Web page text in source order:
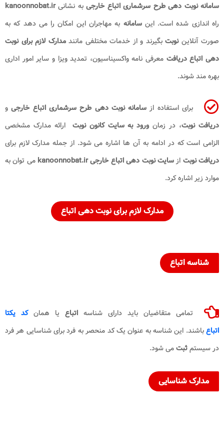
سامانه نوبت دهی طرح سرشماری اتباع خارجی به نشانیkanoonnobat.ir
راه اندازی شده است. اینسامانه به مهاجران این امکان را می دهد که به
صورت آنلایننوبتبگیرند و از خدمات مختلفی مانندمدارک لازم برای نوبت
دهی اتباع دریافت معرفی نامه واکسیناسیون، تمدید ویزا و سایر امور اداری
بهره مند شوند.
برای استفاده از سامانه نوبت دهی طرح سرشماری اتباع خارجی و
دریافت نوبت، در زمان ورود به سایت کانون نوبت
ارائه مدارک مشخصی
الزامی است که در ادامه به آن ها اشاره می شود. از جمله مدارک لازم برای
دریافتنوبت ازسایت نوبت دهی اتباع خارجی kanoonnobat.ir
می توان به
موارد زیر اشاره کرد.
مدارک لازم برای نوبت دهی اتباع
شناسه اتباع
تمامی متقاضیان باید دارای شناسه اتباع یا همانکد یکتا
اتباعباشند. این شناسه به عنوان یک کد منحصر به فرد برای شناسایی هر فرد
در سیستمثبتمی شود.
مدارک شناسایی